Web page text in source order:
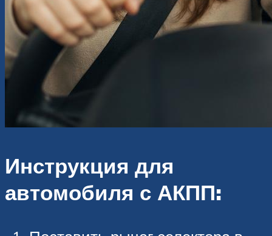
Инструкция для
автомобиля с АКПП: